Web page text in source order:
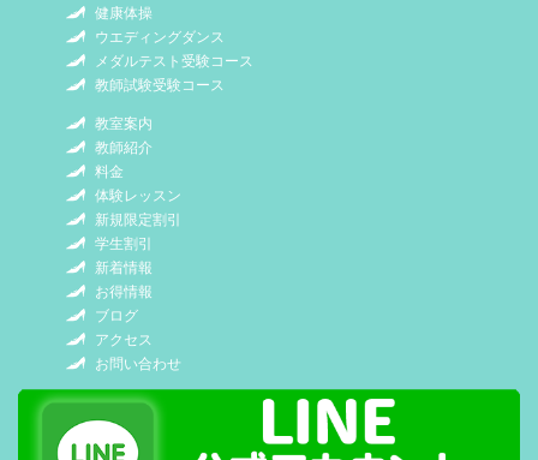
健康体操
ウエディングダンス
メダルテスト受験コース
教師試験受験コース
教室案内
教師紹介
料金
体験レッスン
新規限定割引
学生割引
新着情報
お得情報
ブログ
アクセス
お問い合わせ